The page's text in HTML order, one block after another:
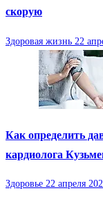
скорую
Здоровая жизнь 22
Как определить
кардиолога
Здоровье 22 апреля